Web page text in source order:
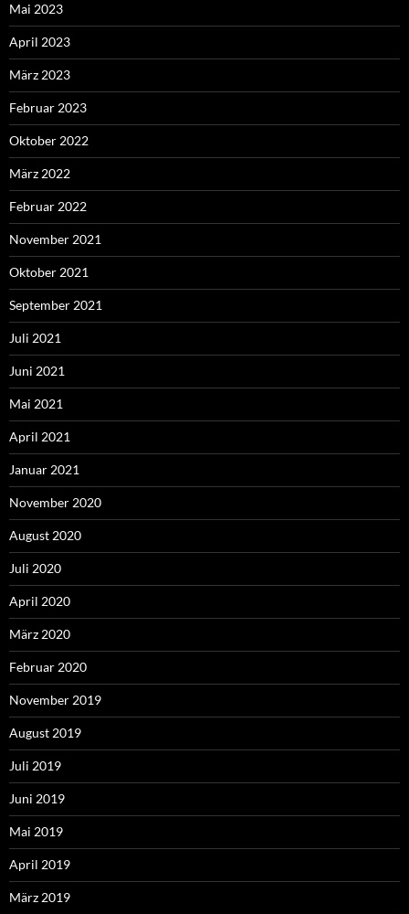
Mai 2023
April 2023
März 2023
Februar 2023
Oktober 2022
März 2022
Februar 2022
November 2021
Oktober 2021
September 2021
Juli 2021
Juni 2021
Mai 2021
April 2021
Januar 2021
November 2020
August 2020
Juli 2020
April 2020
März 2020
Februar 2020
November 2019
August 2019
Juli 2019
Juni 2019
Mai 2019
April 2019
März 2019